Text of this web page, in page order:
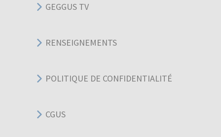
GEGGUS TV
RENSEIGNEMENTS
POLITIQUE DE CONFIDENTIALITÉ
CGUS